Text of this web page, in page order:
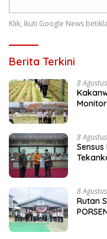
Klik, Ikuti Google News
Berita Terkini
8
8
8
Rutan